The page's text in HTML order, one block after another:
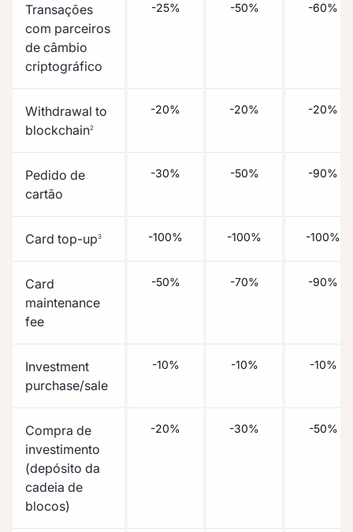
Transações
com parceiros
de câmbio
criptográfico
Withdrawal to
blockchain2
Pedido de
cartão
Card top-up3
Card
maintenance
fee
Investment
purchase/sale
Compra de
investimento
(depósito da
cadeia de
blocos)
-25%
-20%
-30%
-100%
-50%
-10%
-20%
-50%
-20%
-50%
-100%
-70%
-10%
-30%
-60%
-20%
-90%
-100%
-90%
-10%
-50%